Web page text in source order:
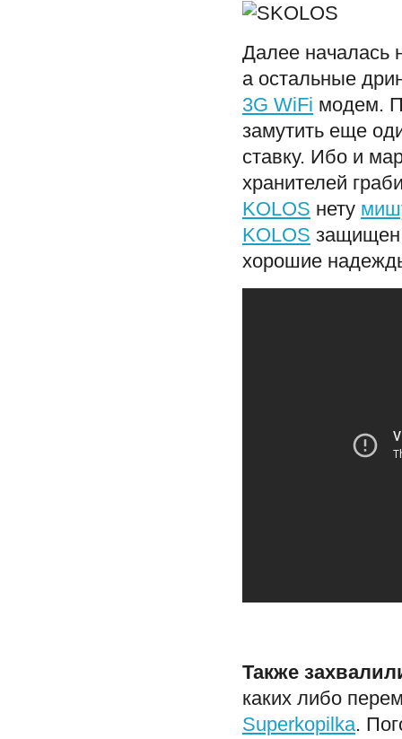
Далее началась
а остальные
3G WiFi модем.
замутить еще
ставку. Ибо и
хранителей
KOLOS нету
KOLOS защищен
хорошие
Также
каких либо
Superkopilka.